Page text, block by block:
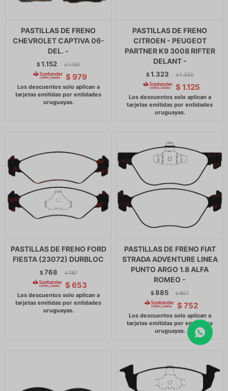
PASTILLAS DE FRENO
CHEVROLET CAPTIVA 06-
DEL. -
$1.152 $ 1.180
$ 979
PASTILLAS DE FRENO
CITROEN - PEUGEOT
PARTNER K9 3008 RIFTER
DELANT -
$1.323 $ 1.355
$ 1.125
PASTILLAS DE FRENO FORD
FIESTA (23072) DURBLOC
$768 $ 787
$ 653
PASTILLAS DE FRENO FIAT
STRADA ADVENTURE LINEA
PUNTO ARGO 1.8 ALFA
ROMEO -
$885 $ 907
$ 752